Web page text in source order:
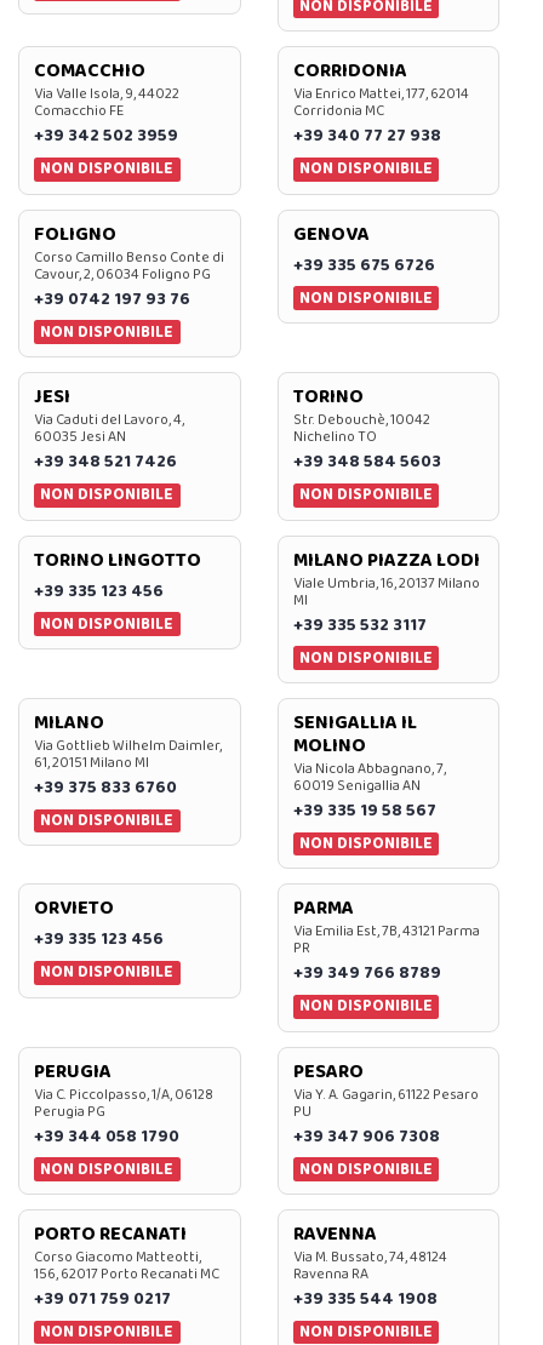
NON DISPONIBILE
COMACCHIO
Via Valle Isola, 9, 44022
Comacchio FE
+39 342 502 3959
NON DISPONIBILE
CORRIDONIA
Via Enrico Mattei, 177, 62014
Corridonia MC
+39 340 77 27 938
NON DISPONIBILE
FOLIGNO
Corso Camillo Benso Conte di
Cavour, 2, 06034 Foligno PG
+39 0742 197 93 76
NON DISPONIBILE
GENOVA
+39 335 675 6726
NON DISPONIBILE
JESI
Via Caduti del Lavoro, 4,
60035 Jesi AN
+39 348 521 7426
NON DISPONIBILE
TORINO
Str. Debouchè, 10042
Nichelino TO
+39 348 584 5603
NON DISPONIBILE
TORINO LINGOTTO
+39 335 123 456
NON DISPONIBILE
MILANO PIAZZA LODI
Viale Umbria, 16, 20137 Milano
MI
+39 335 532 3117
NON DISPONIBILE
MILANO
Via Gottlieb Wilhelm Daimler,
61, 20151 Milano MI
+39 375 833 6760
NON DISPONIBILE
SENIGALLIA IL
MOLINO
Via Nicola Abbagnano, 7,
60019 Senigallia AN
+39 335 19 58 567
NON DISPONIBILE
ORVIETO
+39 335 123 456
NON DISPONIBILE
PARMA
Via Emilia Est, 7B, 43121 Parma
PR
+39 349 766 8789
NON DISPONIBILE
PERUGIA
Via C. Piccolpasso, 1/A, 06128
Perugia PG
+39 344 058 1790
NON DISPONIBILE
PESARO
Via Y. A. Gagarin, 61122 Pesaro
PU
+39 347 906 7308
NON DISPONIBILE
PORTO RECANATI
Corso Giacomo Matteotti,
156, 62017 Porto Recanati MC
+39 071 759 0217
NON DISPONIBILE
RAVENNA
Via M. Bussato, 74, 48124
Ravenna RA
+39 335 544 1908
NON DISPONIBILE